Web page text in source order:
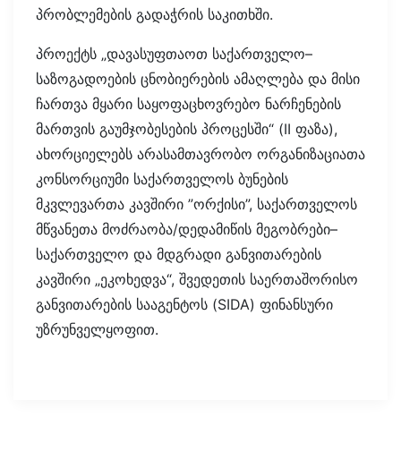
პრობლემების გადაჭრის საკითხში.
პროექტს „დავასუფთაოთ საქართველო–
საზოგადოების ცნობიერების ამაღლება და მისი
ჩართვა მყარი საყოფაცხოვრებო ნარჩენების
მართვის გაუმჯობესების პროცესში“ (II ფაზა),
ახორციელებს არასამთავრობო ორგანიზაციათა
კონსორციუმი საქართველოს ბუნების
მკვლევართა კავშირი ”ორქისი”, საქართველოს
მწვანეთა მოძრაობა/დედამიწის მეგობრები–
საქართველო და მდგრადი განვითარების
კავშირი „ეკოხედვა“, შვედეთის საერთაშორისო
განვითარების სააგენტოს (SIDA) ფინანსური
უზრუნველყოფით.